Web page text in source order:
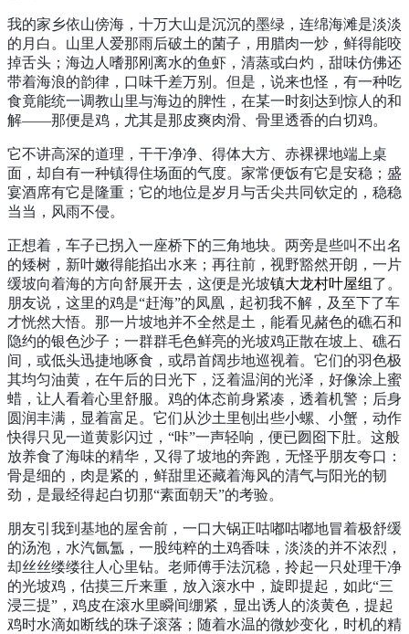
我的家乡依山傍海，十万大山是沉沉的墨绿，连绵海滩是淡淡
的月白。山里人爱那雨后破土的菌子，用腊肉一炒，鲜得能咬
掉舌头；海边人嗜那刚离水的鱼虾，清蒸或白灼，甜味仿佛还
带着海浪的韵律，口味千差万别。但是，说来也怪，有一种吃
食竟能统一调教山里与海边的脾性，在某一时刻达到惊人的和
解――那便是鸡，尤其是那皮爽肉滑、骨里透香的白切鸡。
它不讲高深的道理，干干净净、得体大方、赤裸裸地端上桌
面，却自有一种镇得住场面的气度。家常便饭有它是安稳；盛
宴酒席有它是隆重；它的地位是岁月与舌尖共同钦定的，稳稳
当当，风雨不侵。
正想着，车子已拐入一座桥下的三角地块。两旁是些叫不出名
的矮树，新叶嫩得能掐出水来；再往前，视野豁然开朗，一片
缓坡向着海的方向舒展开去，这便是光坡镇大龙村叶屋组 了。
朋友说，这里的鸡是“赶海”的凤凰，起初我不解，及至下了车
才恍然大悟。那一片坡地并不全然是土，能看见赭色的礁石和
隐约的银色沙子；一群群毛色鲜亮的光坡鸡正散在坡上、礁石
间，或低头迅捷地啄食，或昂首阔步地巡视着。它们的羽色极
其均匀油黄，在午后的日光下，泛着温润的光泽，好像涂上蜜
蜡，让人看着心里舒服。鸡的体态前身紧凑，透着机警；后身
圆润丰满，显着富足。它们从沙土里刨出些小螺、小蟹，动作
快得只见一道黄影闪过，“咔”一声轻响，便已囫囵下肚。这般
放养食了海味的精华，又得了坡地的奔跑，无怪乎朋友夸口：
骨是细的，肉是紧的，鲜甜里还藏着海风的清气与阳光的韧
劲，是最经得起白切那“素面朝天”的考验。
朋友引我到基地的屋舍前，一口大锅正咕嘟咕嘟地冒着极舒缓
的汤泡，水汽氤氲，一股纯粹的土鸡香味，淡淡的并不浓烈，
却丝丝缕缕往人心里钻。老师傅手法沉稳，拎起一只处理干净
的光坡鸡，估摸三斤来重，放入滚水中，旋即提起，如此“三
浸三提”，鸡皮在滚水里瞬间绷紧，显出诱人的淡黄色，提起
鸡时水滴如断线的珠子滚落；随着水温的微妙变化，时机的精